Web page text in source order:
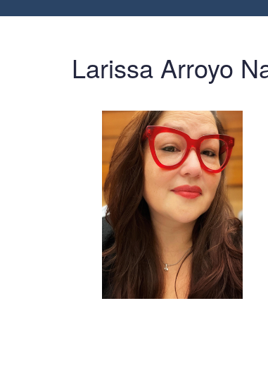
Larissa Arroyo